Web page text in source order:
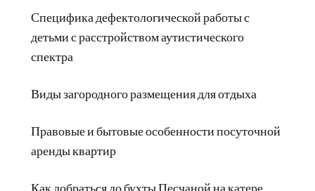
Специфика дефектологической работы с
детьми с расстройством аутистического
спектра
Виды загородного размещения для отдыха
Правовые и бытовые особенности посуточной
аренды квартир
Как добраться до бухты Песчаной на катере